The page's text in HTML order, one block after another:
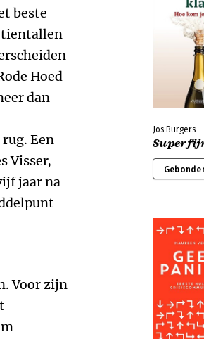
beste
tientallen
Hoed
dan
Een
Visser,
jaar na
Voor zijn
Jos Burgers